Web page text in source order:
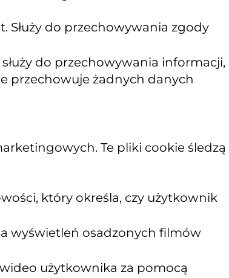
Służy do przechowywania zgody
do przechowywania informacji,
przechowuje żadnych danych
Te pliki cookie śledzą
który określa, czy użytkownik
wyświetleń osadzonych filmów
użytkownika za pomocą